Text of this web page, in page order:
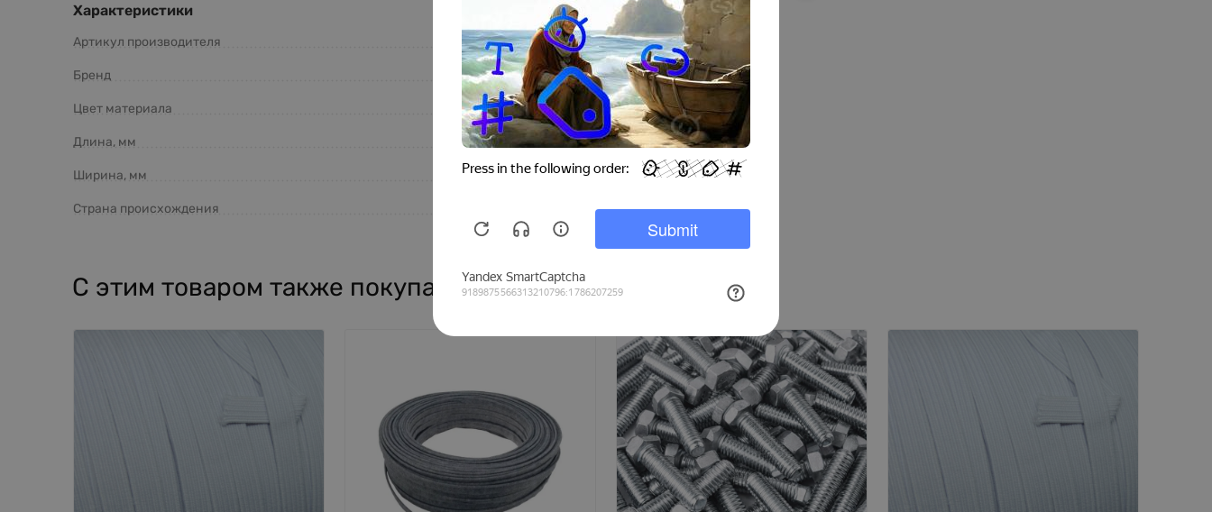
Характеристики
Артикул производителя FWSZD-1014
Бренд Ningbo LG Industry
Цвет материала Хром
Длина, мм 350
Ширина, мм 100
Страна происхождения
С этим товаром также покупают